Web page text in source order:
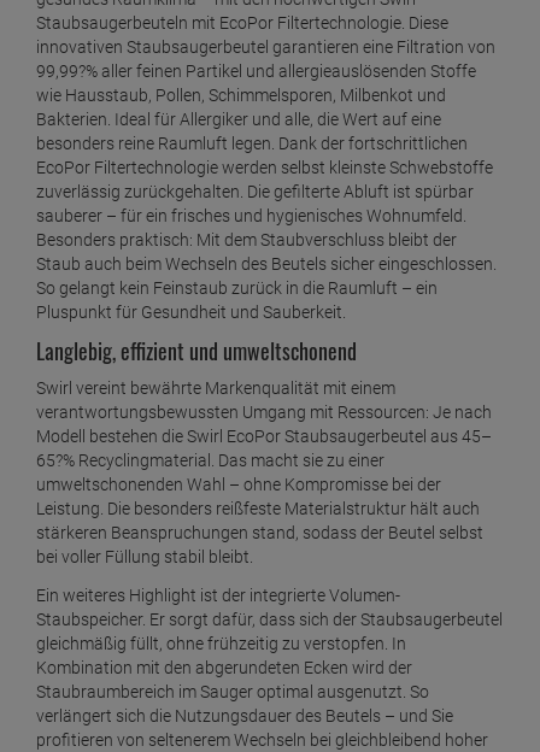
Staubsaugerbeuteln mit EcoPor Filtertechnologie. Diese
innovativen Staubsaugerbeutel garantieren eine Filtration von
99,99?% aller feinen Partikel und allergieauslösenden Stoffe
wie Hausstaub, Pollen, Schimmelsporen, Milbenkot und
Bakterien. Ideal für Allergiker und alle, die Wert auf eine
besonders reine Raumluft legen. Dank der fortschrittlichen
EcoPor Filtertechnologie werden selbst kleinste Schwebstoffe
zuverlässig zurückgehalten. Die gefilterte Abluft ist spürbar
sauberer – für ein frisches und hygienisches Wohnumfeld.
Besonders praktisch: Mit dem Staubverschluss bleibt der
Staub auch beim Wechseln des Beutels sicher eingeschlossen.
So gelangt kein Feinstaub zurück in die Raumluft – ein
Pluspunkt für Gesundheit und Sauberkeit.
Langlebig, effizient und umweltschonend
Swirl vereint bewährte Markenqualität mit einem
verantwortungsbewussten Umgang mit Ressourcen: Je nach
Modell bestehen die Swirl EcoPor Staubsaugerbeutel aus 45–
65?% Recyclingmaterial. Das macht sie zu einer
umweltschonenden Wahl – ohne Kompromisse bei der
Leistung. Die besonders reißfeste Materialstruktur hält auch
stärkeren Beanspruchungen stand, sodass der Beutel selbst
bei voller Füllung stabil bleibt.
Ein weiteres Highlight ist der integrierte Volumen-
Staubspeicher. Er sorgt dafür, dass sich der Staubsaugerbeutel
gleichmäßig füllt, ohne frühzeitig zu verstopfen. In
Kombination mit den abgerundeten Ecken wird der
Staubraumbereich im Sauger optimal ausgenutzt. So
verlängert sich die Nutzungsdauer des Beutels – und Sie
profitieren von seltenerem Wechseln bei gleichbleibend hoher